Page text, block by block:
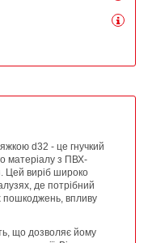
d32 - це гнучкий
матеріалу з ПВХ-
Цей виріб широко
де потрібний
пошкоджень, впливу
що дозволяє йому